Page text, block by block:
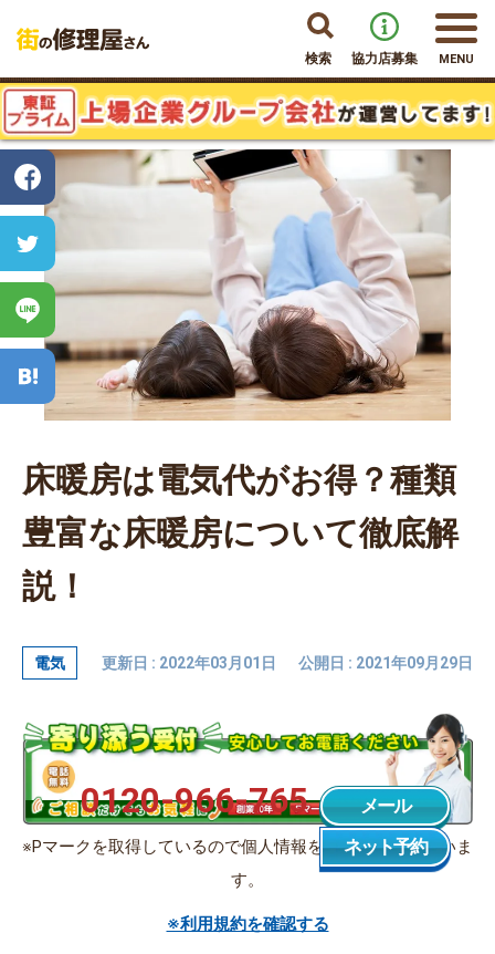
検索 協力店募集 MENU
床暖房は電気代がお得？種類
豊富な床暖房について徹底解
説！
電気 更新日 : 2022年03月01日 公開日 : 2021年09月29日
0120-966-765
メール
ネット予約
※Pマークを取得しているので個人情報を適切に管理していま
す。
※利用規約を確認する